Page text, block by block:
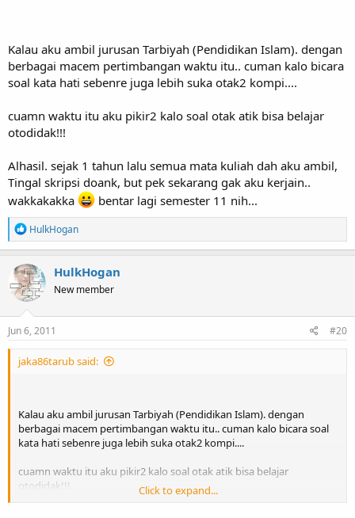
Kalau aku ambil jurusan Tarbiyah (Pendidikan Islam). dengan
berbagai macem pertimbangan waktu itu.. cuman kalo bicara
soal kata hati sebenre juga lebih suka otak2 kompi....
cuamn waktu itu aku pikir2 kalo soal otak atik bisa belajar
otodidak!!!
Alhasil. sejak 1 tahun lalu semua mata kuliah dah aku ambil,
Tingal skripsi doank, but pek sekarang gak aku kerjain..
wakkakakka
bentar lagi semester 11 nih...
R
e
a
c
t
i
o
n
s
HulkHogan
HulkHogan
New member
Jun 6, 2011 #20
jaka86tarub said:
Kalau aku ambil jurusan Tarbiyah (Pendidikan Islam). dengan
berbagai macem pertimbangan waktu itu.. cuman kalo bicara soal
kata hati sebenre juga lebih suka otak2 kompi....
cuamn waktu itu aku pikir2 kalo soal otak atik bisa belajar
otodidak!!!
Click to expand...